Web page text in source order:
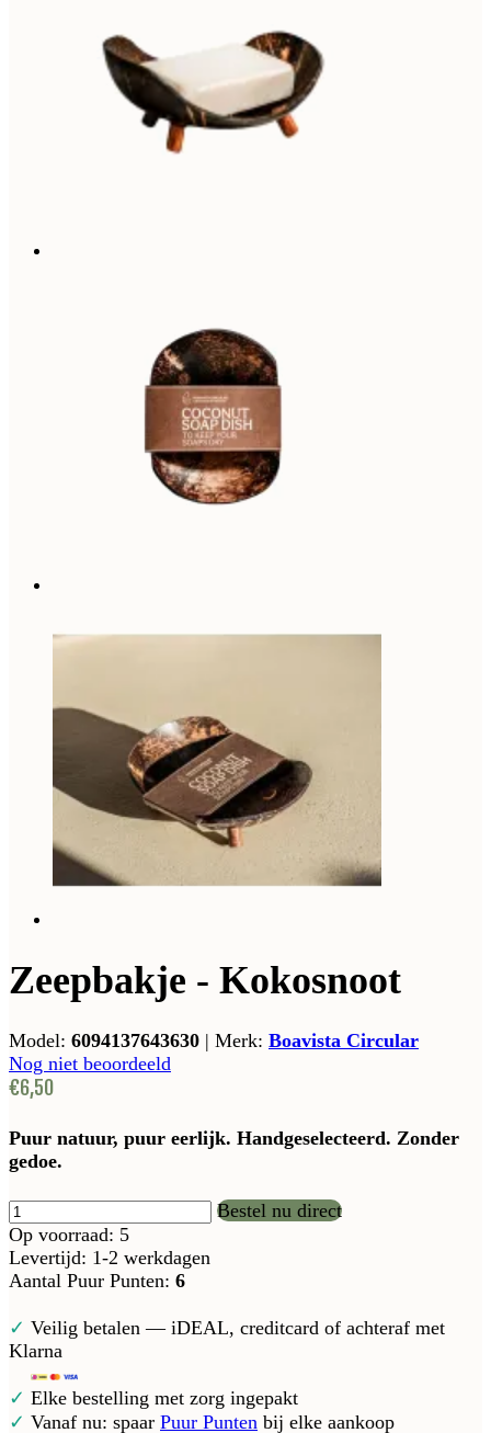
Zeepbakje - Kokosnoot
Model: 6094137643630 | Merk: Boavista Circular
Nog niet beoordeeld
€6,50
Puur natuur, puur eerlijk. Handgeselecteerd. Zonder
gedoe.
Bestel nu direct
Op voorraad: 5
Levertijd: 1-2 werkdagen
Aantal Puur Punten: 6
✓ Veilig betalen — iDEAL, creditcard of achteraf met
Klarna
✓ Elke bestelling met zorg ingepakt
✓ Vanaf nu: spaar Puur Punten bij elke aankoop